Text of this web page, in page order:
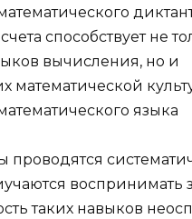
способствует не
вычисления, но и
математической
языка
проводятся
воспринимать
таких навыков